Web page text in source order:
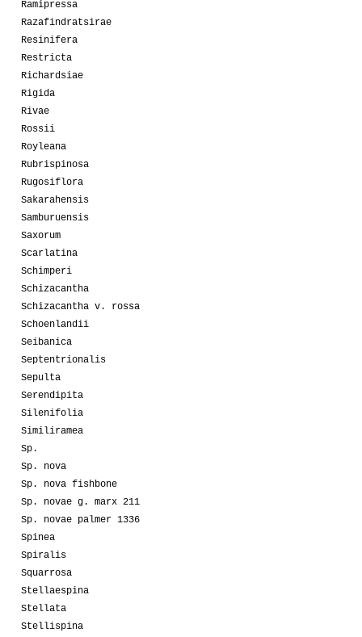
Ramipressa
Razafindratsirae
Resinifera
Restricta
Richardsiae
Rigida
Rivae
Rossii
Royleana
Rubrispinosa
Rugosiflora
Sakarahensis
Samburuensis
Saxorum
Scarlatina
Schimperi
Schizacantha
Schizacantha v. rossa
Schoenlandii
Seibanica
Septentrionalis
Sepulta
Serendipita
Silenifolia
Similiramea
Sp.
Sp. nova
Sp. nova fishbone
Sp. novae g. marx 211
Sp. novae palmer 1336
Spinea
Spiralis
Squarrosa
Stellaespina
Stellata
Stellispina